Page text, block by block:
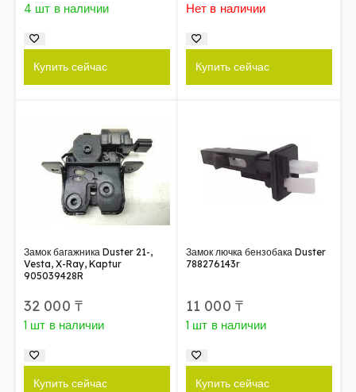
4 шт в наличии
Купить сейчас
Нет в наличии
Купить сейчас
Замок багажника Duster 21-,
Vesta, X-Ray, Kaptur
905039428R
32 000 ₸
1 шт в наличии
Купить сейчас
Замок лючка бензобака Duster
788276143r
11 000 ₸
1 шт в наличии
Купить сейчас